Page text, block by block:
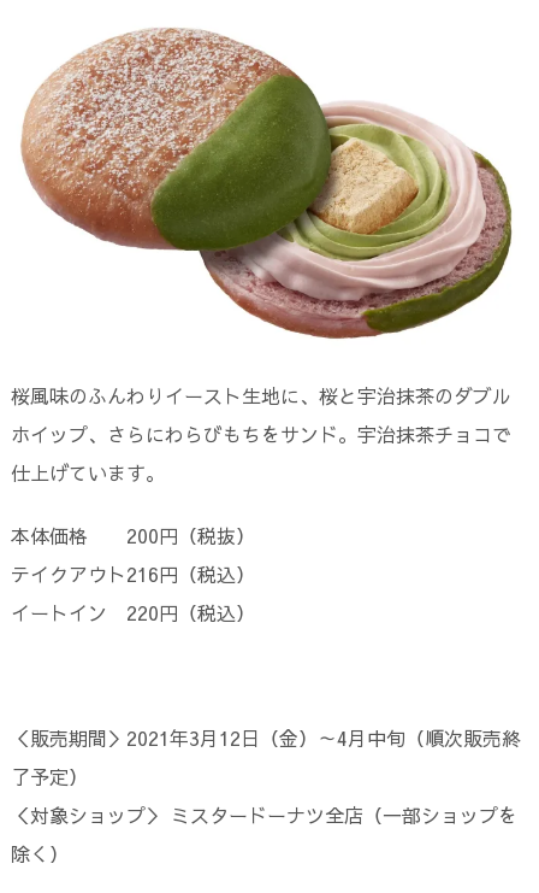
桜風味のふんわりイースト生地に、桜と宇治抹茶のダブル
ホイップ、さらにわらびもちをサンド。宇治抹茶チョコで
仕上げています。
本体価格 200円（税抜）
テイクアウト216円（税込）
イートイン 220円（税込）
＜販売期間＞2021年3月12日（金）～4月中旬（順次販売終
了予定）
＜対象ショップ＞ ミスタードーナツ全店（一部ショップを
除く）